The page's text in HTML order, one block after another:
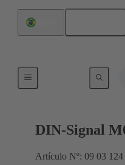
Terminación de
DIN-Signal
Artículo Nº: 09 03 124